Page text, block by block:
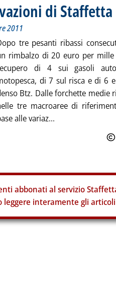
di Staffetta
2011
tre pesanti ribassi
rimbalzo di 20 euro per
di 4 sui gasoli
di 7 sul risca e di 6
Btz. Dalle forchette medie
tre macroaree di
alle variaz...
abbonati al servizio
leggere interamente gli